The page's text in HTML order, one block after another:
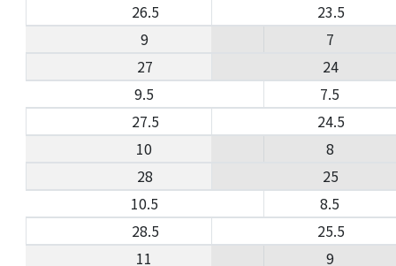
26.5
9
27
9.5
27.5
10
28
10.5
28.5
11
23.5
7
24
7.5
24.5
8
25
8.5
25.5
9